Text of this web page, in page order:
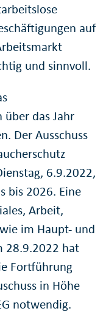
auf
und sinnvoll.
über das Jahr
Der Ausschuss
6.9.2022,
bis 2026. Eine
Arbeit,
im Haupt- und
28.9.2022 hat
Fortführung
in Höhe
notwendig.